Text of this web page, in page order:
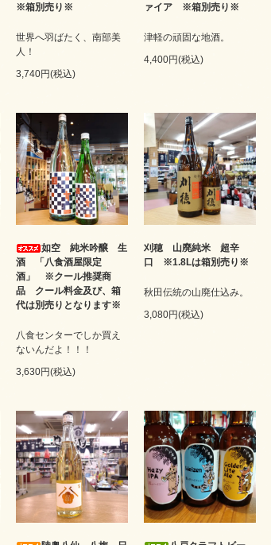
※箱別売り※
世界へ羽ばたく、南部美
人！
3,740円(税込)
ァイア ※箱別売り※
津軽の頑固な地酒。
4,400円(税込)
如空 純米吟醸 生
酒 「八食酒屋限定
酒」 ※クール推奨商
品 クール料金及び、箱
代は別売りとなります※
八食センターでしか買え
ないんだよ！！！
3,630円(税込)
刈穂 山廃純米 超辛
口 ※1.8Lは箱別売り※
秋田伝統の山廃仕込み。
3,080円(税込)